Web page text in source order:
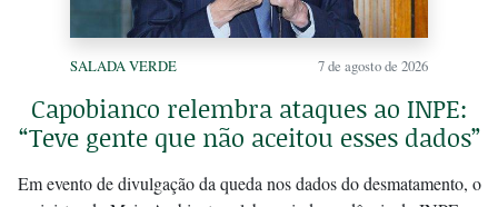
SALADA VERDE 7 de agosto de 2026
Capobianco relembra ataques ao INPE:
“Teve gente que não aceitou esses dados”
Em evento de divulgação da queda nos dados do desmatamento, o